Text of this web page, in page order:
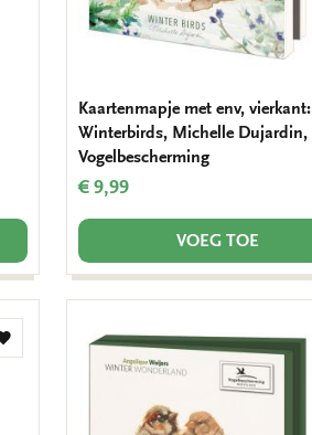
Kaartenmapje met env, vierkant:
Winterbirds, Michelle Dujardin,
Vogelbescherming
€ 9,99
VOEG TOE
Toevoegen